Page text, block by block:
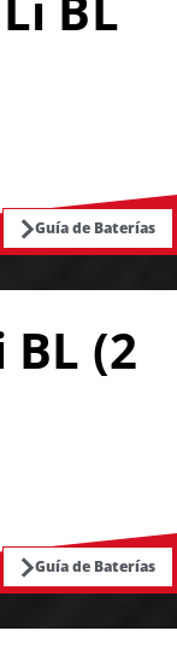
Guía de Baterías
BL (2
Guía de Baterías